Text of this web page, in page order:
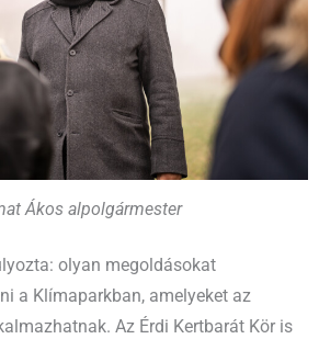
Ákos alpolgármester
olyan megoldásokat
a Klímaparkban, amelyeket az
Az Érdi Kertbarát Kör is